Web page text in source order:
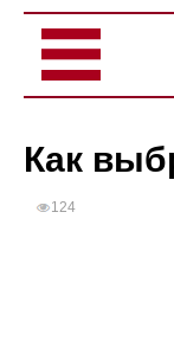
Как
124